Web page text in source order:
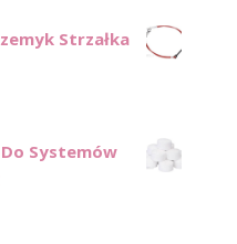
Strzałka
Systemów